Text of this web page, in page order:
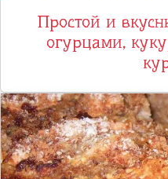
Простой и
огурцами,